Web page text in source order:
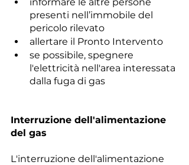
presenti nell’immobile del
pericolo rilevato
allertare il Pronto Intervento
se possibile, spegnere
l'elettricità nell'area interessata
dalla fuga di gas
Interruzione dell'alimentazione
del gas
L'interruzione dell'alimentazione